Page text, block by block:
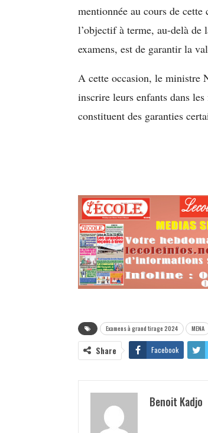
mentionnée au cours de
l’objectif à terme, au-delà de
examens, est de garantir la
A cette occasion, le ministre
inscrire leurs enfants dans
constituent des garanties
Examens à grand tirage 2024 MENA
Share Facebook
Benoit Kadjo